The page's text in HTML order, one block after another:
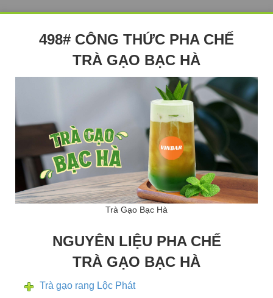
498# CÔNG THỨC PHA CHẾ
TRÀ GẠO BẠC HÀ
Trà Gạo Bạc Hà
NGUYÊN LIỆU PHA CHẾ
TRÀ GẠO BẠC HÀ
Trà gạo rang Lộc Phát